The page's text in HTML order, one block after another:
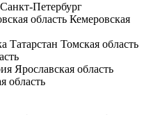
Санкт-Петербург
область Кемеровская
Татарстан Томская область
Ярославская область
область